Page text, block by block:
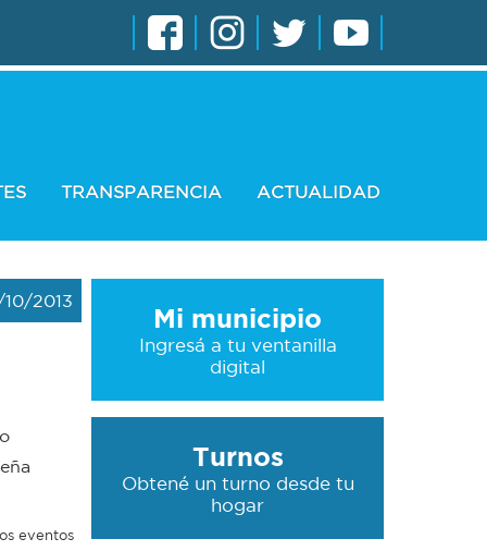
TRANSPARENCIA ACTUALIDAD
10/2013
eventos
Mi municipio
Ingresá a tu ventanilla
digital
Turnos
Obtené un turno desde tu
hogar